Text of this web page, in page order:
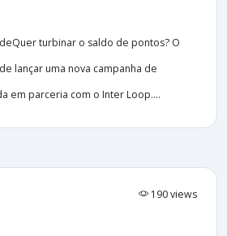
turbinar o saldo de pontos? O
lançar uma nova campanha de
em parceria com o Inter Loop....
190 views